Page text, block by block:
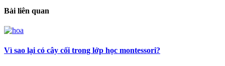
Bài liên quan
Vì sao lại có cây cối trong lớp học montessori?